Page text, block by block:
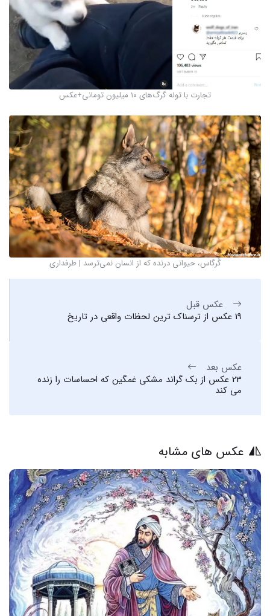
تجارت با توله‌ گرگ‌های ۱۰ میلیون تومانی+عکس
گُرگاس‌، حیوانی درنده که از انسان نمی‌ترسد | طرفداری
عکس قبل
19 عکس از ترسناک ترین لحظات واقعی در تاریخ
عکس بعد
23 عکس از بک گراند مشکی غمگین که احساسات را زنده
می کند
عکس های مشابه